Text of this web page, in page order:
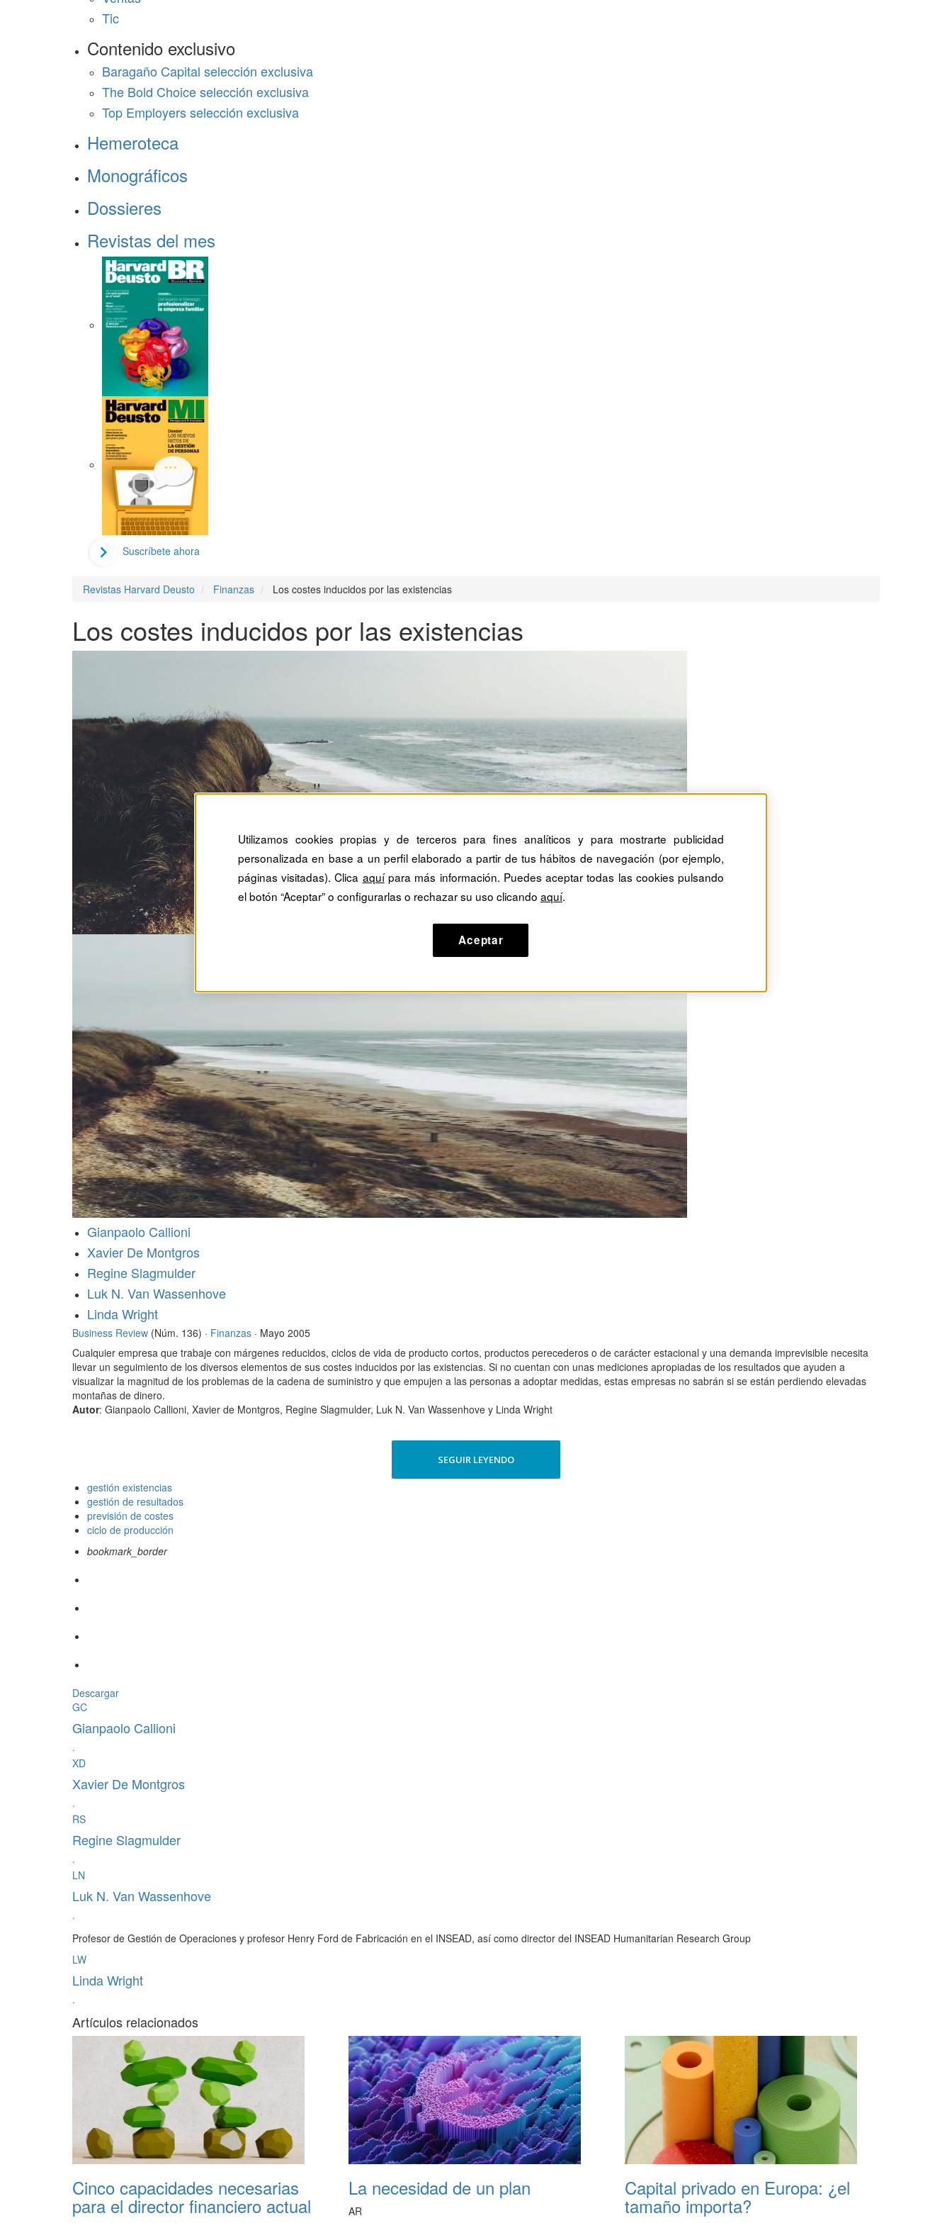
Tic
Contenido exclusivo
Baragaño Capital selección exclusiva
The Bold Choice selección exclusiva
Top Employers selección exclusiva
Hemeroteca
Monográficos
Dossieres
Revistas del mes
Suscríbete ahora
Revistas Harvard Deusto Finanzas Los costes inducidos por las existencias
Los costes inducidos por las existencias
Gianpaolo Callioni
Xavier De Montgros
Regine Slagmulder
Luk N. Van Wassenhove
Linda Wright
Business Review (Núm. 136) · Finanzas · Mayo 2005
Cualquier empresa que trabaje con márgenes reducidos, ciclos de vida de producto cortos, productos perecederos o de carácter estacional y una demanda imprevisible necesita
llevar un seguimiento de los diversos elementos de sus costes inducidos por las existencias. Si no cuentan con unas mediciones apropiadas de los resultados que ayuden a
visualizar la magnitud de los problemas de la cadena de suministro y que empujen a las personas a adoptar medidas, estas empresas no sabrán si se están perdiendo elevadas
montañas de dinero.
Autor: Gianpaolo Callioni, Xavier de Montgros, Regine Slagmulder, Luk N. Van Wassenhove y Linda Wright
SEGUIR LEYENDO
gestión existencias
gestión de resultados
previsión de costes
ciclo de producción
bookmark_border
Descargar
GC
Gianpaolo Callioni
·
XD
Xavier De Montgros
·
RS
Regine Slagmulder
·
LN
Luk N. Van Wassenhove
·
Profesor de Gestión de Operaciones y profesor Henry Ford de Fabricación en el INSEAD, así como director del INSEAD Humanitarian Research Group
LW
Linda Wright
·
Artículos relacionados
Cinco capacidades necesarias
para el director financiero actual
La necesidad de un plan
AR
Capital privado en Europa: ¿el
tamaño importa?
Utilizamos cookies propias y de terceros para fines analíticos y para mostrarte publicidad
personalizada en base a un perfil elaborado a partir de tus hábitos de navegación (por ejemplo,
páginas visitadas). Clica aquípara más información. Puedes aceptar todas las cookies pulsando
el botón “Aceptar” o configurarlas o rechazar su uso clicando aquí.
Aceptar